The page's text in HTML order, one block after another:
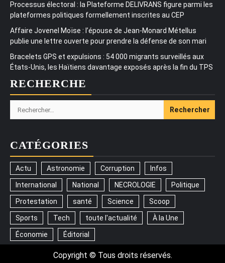
Processus électoral : la Plateforme DELIVRANS figure parmi les
plateformes politiques formellement inscrites au CEP
Affaire Jovenel Moïse : l’épouse de Jean-Monard Métellus
publie une lettre ouverte pour prendre la défense de son mari
Bracelets GPS et expulsions : 54 000 migrants surveillés aux
États-Unis, les Haïtiens davantage exposés après la fin du TPS
RECHERCHE
Rechercher :
CATÉGORIES
Actu Astronomie Corruption Infos
International National NECROLOGIE Politique
Protestation santé Science Scoop
Sports Tech toute l'actualité À la Une
Économie Éditorial
Copyright © Tous droits réservés.